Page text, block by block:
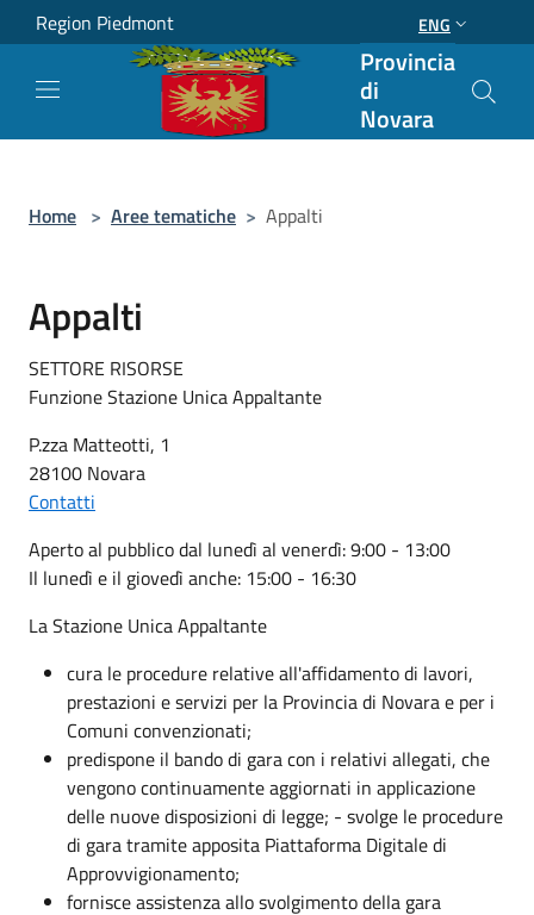
Salta al contenuto principale
Region Piedmont ENG
Provincia
di
Novara
Home > Aree tematiche > Appalti
Appalti
SETTORE RISORSE
Funzione Stazione Unica Appaltante
P.zza Matteotti, 1
28100 Novara
Contatti
Aperto al pubblico dal lunedì al venerdì: 9:00 - 13:00
Il lunedì e il giovedì anche: 15:00 - 16:30
La Stazione Unica Appaltante
cura le procedure relative all'affidamento di lavori,
prestazioni e servizi per la Provincia di Novara e per i
Comuni convenzionati;
predispone il bando di gara con i relativi allegati, che
vengono continuamente aggiornati in applicazione
delle nuove disposizioni di legge; - svolge le procedure
di gara tramite apposita Piattaforma Digitale di
Approvvigionamento;
fornisce assistenza allo svolgimento della gara